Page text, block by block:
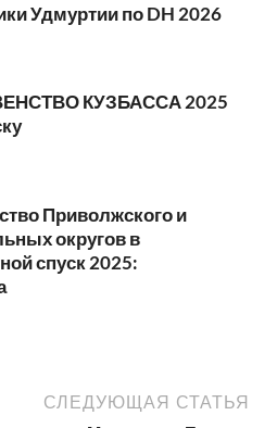
Удмуртии по DH 2026
КУЗБАССА 2025
Приволжского и
округов в
спуск 2025:
СЛЕДУЮЩАЯ СТАТЬЯ